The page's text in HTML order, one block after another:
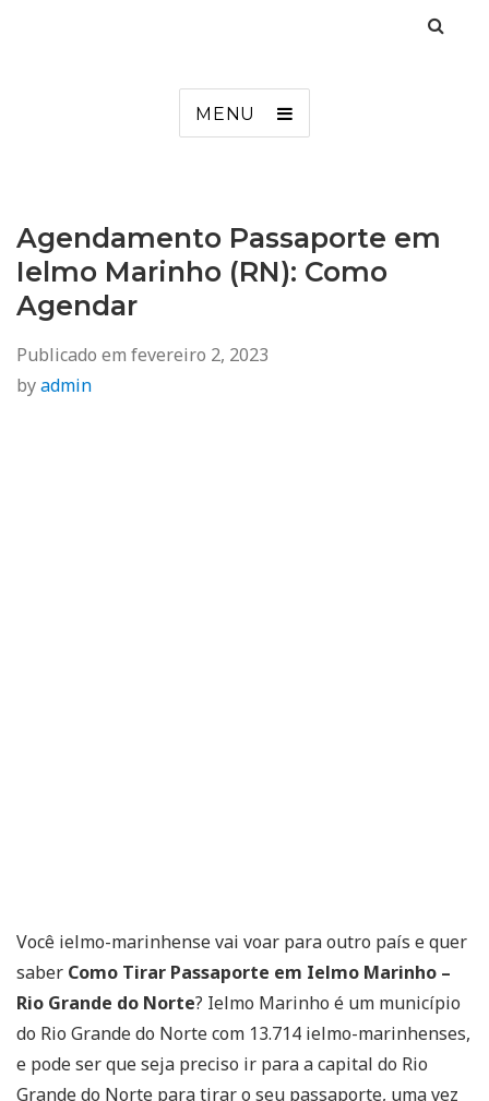
MENU
Agendamento Passaporte em
Ielmo Marinho (RN): Como
Agendar
Publicado em fevereiro 2, 2023
byadmin
Você ielmo-marinhense vai voar para outro país e quer
saber Como Tirar Passaporte em Ielmo Marinho –
Rio Grande do Norte? Ielmo Marinho é um município
do Rio Grande do Norte com 13.714 ielmo-marinhenses,
e pode ser que seja preciso ir para a capital do Rio
Grande do Norte para tirar o seu passaporte, uma vez